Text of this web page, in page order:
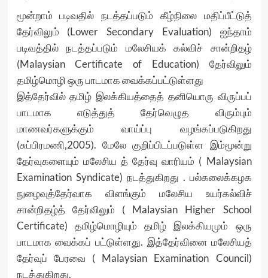
மூன்றாம் படிவதில் நடத்தப்படும் கீழ்நிலை மதிப்பீட்டுத்
தேர்விலும் (Lower Secondary Evaluation) ஐந்தாம்
படிவத்தில் நடத்தப்படும் மலேசியக் கல்விச் சான்றிதழ்
(Malaysian Certificate of Education) தேர்விலும்
தமிழ்மொழி ஒரு பாடமாக வைக்கப்பட்டுள்ளது
இத்தேர்வில் தமிழ் இலக்கியத்தைத் தனியொரு விருப்பப்
பாடமாக எடுத்துத் தேர்வெழுத விரும்பும்
மாணவர்களுக்கும் வாய்ப்பு வழங்கப்படுகிறது
(சுப்பிரமணி,2005). மேலே குறிப்பிடப்படுள்ள இம்மூன்று
தேர்வுகளையும் மலேசிய த் தேர்வு வாரியம் ( Malaysian
Examination Syndicate) நடத்துகிறது . பல்கலைக்கழக
நுழைவுத்தேர்வாக விளங்கும் மலேசிய உயர்கல்விச்
சான்றிதழ்த் தேர்விலும் ( Malaysian Higher School
Certificate) தமிழ்மொழியும் தமிழ் இலக்கியமும் ஒரு
பாடமாக வைக்கப் பட்டுள்ளது. இத்தேர்வினை மலேசியத்
தேர்வுப் பேரவை ( Malaysian Examination Council)
நடத்துகிறது.